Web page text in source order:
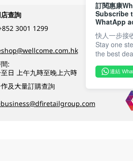
查詢
3001 1299
:
日 上午九時至晚上六時
及大量訂購查詢
訂閱惠康
Subscribe
WhatApp
快人一步接
Stay one
the best
連結